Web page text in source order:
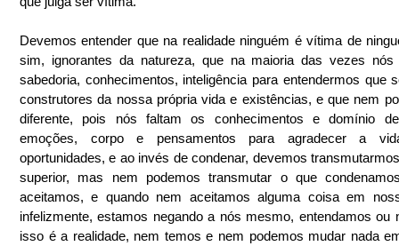
Devemos entender que na realidade ninguém é vítima de
sim, ignorantes da natureza, que na maioria das vezes
sabedoria, conhecimentos, inteligência para entendermos que
construtores da nossa própria vida e existências, e que nem
diferente, pois nós faltam os conhecimentos e domínio
emoções, corpo e pensamentos para agradecer a
oportunidades, e ao invés de condenar, devemos
superior, mas nem podemos transmutar o que
aceitamos, e quando nem aceitamos alguma coisa em
infelizmente, estamos negando a nós mesmo, entendamos ou
isso é a realidade, nem temos e nem podemos mudar nada